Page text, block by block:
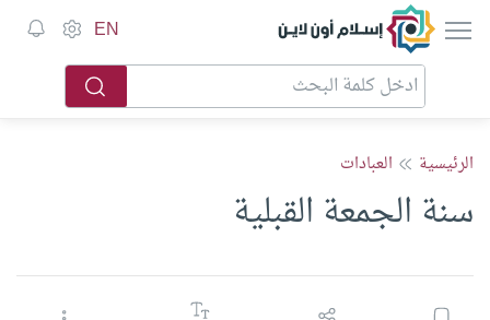
إسلام أون لاين EN
الرئيسية العبادات
سنة الجمعة القبلية